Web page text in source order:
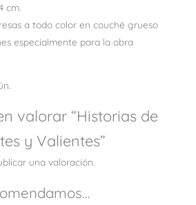
cm.
a todo color en couché grueso
especialmente para la obra
valorar “Historias de
y Valientes”
una valoración.